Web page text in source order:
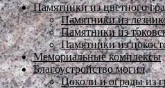
Памятники из цветного
Памятники из
Памятники из
Памятники из
Мемориальные комплексы
Благоустройство могил
Цоколи и ограды из